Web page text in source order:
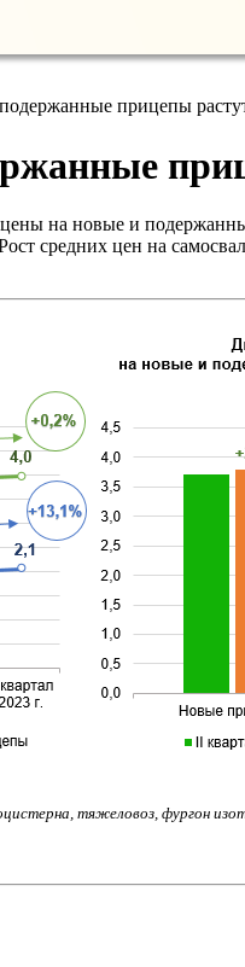
прицепы
на новые и
средних цен на
тяжеловоз, фургон